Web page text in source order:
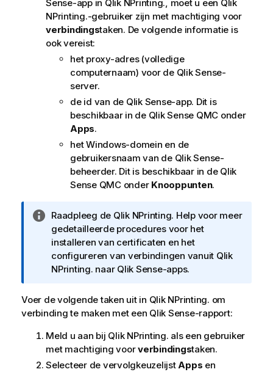
Sense-app in Qlik NPrinting., moet u een Qlik
NPrinting.-gebruiker zijn met machtiging voor
verbindingstaken. De volgende informatie is
ook vereist:
het proxy-adres (volledige
computernaam) voor de Qlik Sense-
server.
de id van de Qlik Sense-app. Dit is
beschikbaar in de Qlik Sense QMC onder
Apps.
het Windows-domein en de
gebruikersnaam van de Qlik Sense-
beheerder. Dit is beschikbaar in de Qlik
SenseQMC onder Knooppunten.
I
n
f
o
r
a
t
e
Raadpleeg de Qlik NPrinting. Help voor meer
gedetailleerde procedures voor het
installeren van certificaten en het
configureren van verbindingen vanuit Qlik
NPrinting. naar Qlik Sense-apps.
Voer de volgende taken uit in Qlik NPrinting. om
verbinding te maken met een Qlik Sense-rapport:
Meld u aan bij Qlik NPrinting. als een gebruiker
met machtiging voorverbindingstaken.
Selecteer de vervolgkeuzelijstApps en